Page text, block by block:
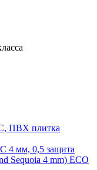
ПВХ плитка
4 мм, 0,5 защита
Sequoia 4 mm) ECO